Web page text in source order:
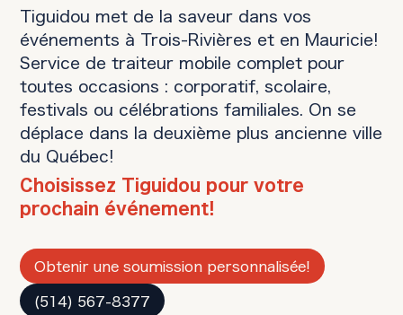
Tiguidou met de la saveur dans vos
événements à Trois-Rivières et en Mauricie!
Service de traiteur mobile complet pour
toutes occasions : corporatif, scolaire,
festivals ou célébrations familiales. On se
déplace dans la deuxième plus ancienne ville
du Québec!
Choisissez Tiguidou pour votre
prochain événement!
Obtenir une soumission personnalisée!
(514) 567-8377